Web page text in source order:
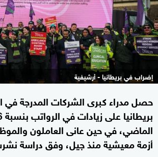
إضراب في بريطانيا - أرشيفية
حصل مدراء كبرى الشركات المدرجة في
الماضي، في حين عانى العاملون
أزمة معيشية منذ جيل، وفق دراسة نشرت